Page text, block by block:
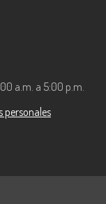
a.m. a 5:00 p.m.
personales